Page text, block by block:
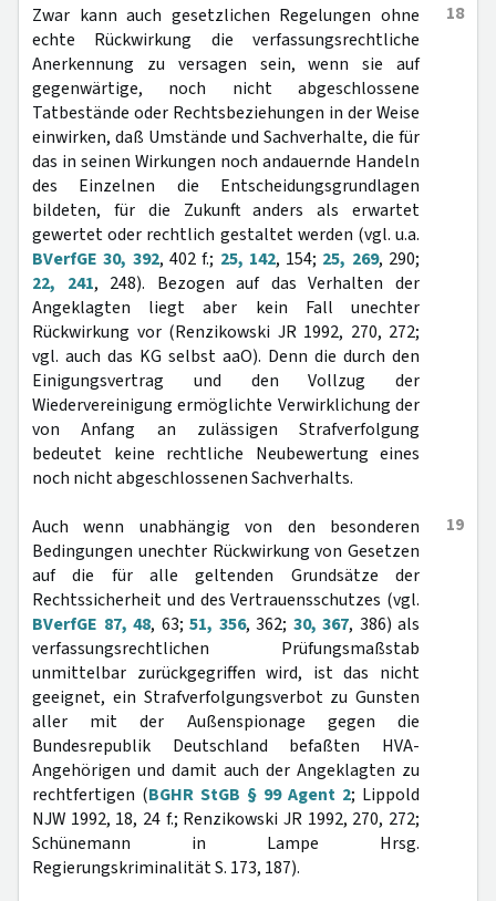
18
Zwar kann auch gesetzlichen Regelungen ohne
echte Rückwirkung die verfassungsrechtliche
Anerkennung zu versagen sein, wenn sie auf
gegenwärtige, noch nicht abgeschlossene
Tatbestände oder Rechtsbeziehungen in der Weise
einwirken, daß Umstände und Sachverhalte, die für
das in seinen Wirkungen noch andauernde Handeln
des Einzelnen die Entscheidungsgrundlagen
bildeten, für die Zukunft anders als erwartet
gewertet oder rechtlich gestaltet werden (vgl. u.a.
BVerfGE 30, 392, 402 f.; 25, 142, 154; 25, 269, 290;
22, 241, 248). Bezogen auf das Verhalten der
Angeklagten liegt aber kein Fall unechter
Rückwirkung vor (Renzikowski JR 1992, 270, 272;
vgl. auch das KG selbst aaO). Denn die durch den
Einigungsvertrag und den Vollzug der
Wiedervereinigung ermöglichte Verwirklichung der
von Anfang an zulässigen Strafverfolgung
bedeutet keine rechtliche Neubewertung eines
noch nicht abgeschlossenen Sachverhalts.
19
Auch wenn unabhängig von den besonderen
Bedingungen unechter Rückwirkung von Gesetzen
auf die für alle geltenden Grundsätze der
Rechtssicherheit und des Vertrauensschutzes (vgl.
BVerfGE 87, 48, 63; 51, 356, 362; 30, 367, 386) als
verfassungsrechtlichen Prüfungsmaßstab
unmittelbar zurückgegriffen wird, ist das nicht
geeignet, ein Strafverfolgungsverbot zu Gunsten
aller mit der Außenspionage gegen die
Bundesrepublik Deutschland befaßten HVA-
Angehörigen und damit auch der Angeklagten zu
rechtfertigen (BGHR StGB § 99 Agent 2; Lippold
NJW 1992, 18, 24 f.; Renzikowski JR 1992, 270, 272;
Schünemann in Lampe Hrsg.
Regierungskriminalität S. 173, 187).